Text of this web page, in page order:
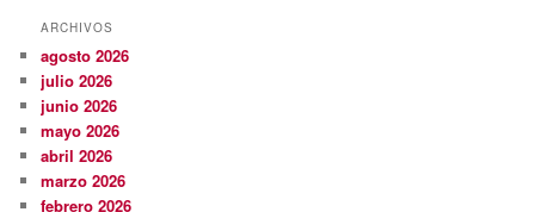
ARCHIVOS
agosto 2026
julio 2026
junio 2026
mayo 2026
abril 2026
marzo 2026
febrero 2026